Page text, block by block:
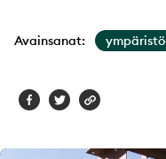
Avainsanat: ympäristö